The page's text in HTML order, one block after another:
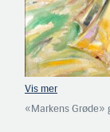
«Markens Grøde»